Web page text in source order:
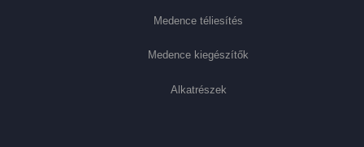
Medence téliesítés
Medence kiegészítők
Alkatrészek